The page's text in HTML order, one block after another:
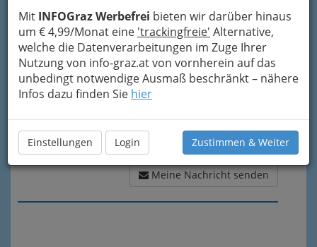
Mit INFOGraz Werbefrei bieten wir darüber hinaus
um € 4,99/Monat eine 'trackingfreie' Alternative,
welche die Datenverarbeitungen im Zuge Ihrer
Nutzung von info-graz.at von vornherein auf das
unbedingt notwendige Ausmaß beschränkt – nähere
Infos dazu finden Sie hier
Einstellungen Login Zustimmen & Weiter
Meine Nachricht
Meine Nachricht senden